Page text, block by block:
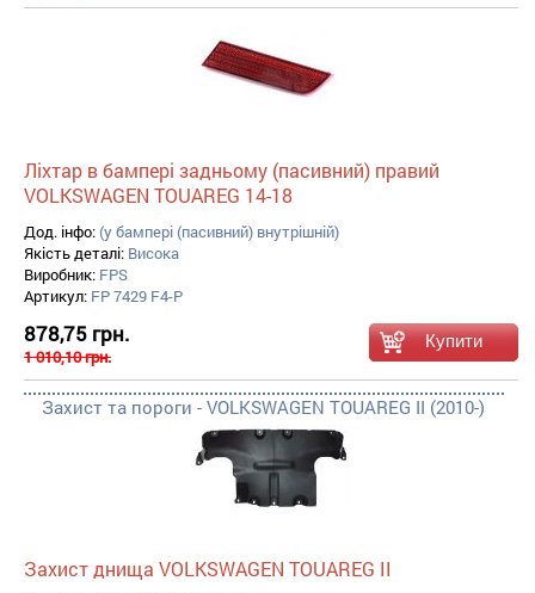
Ліхтар в бампері задньому (пасивний) правий
VOLKSWAGEN TOUAREG 14-18
Дод. інфо: (у бампері (пасивний) внутрішній)
Якість деталі: Висока
Виробник: FPS
Артикул: FP 7429 F4-P
878,75 грн.
1 010,10 грн.
Захист та пороги - VOLKSWAGEN TOUAREG II (2010-)
Захист днища VOLKSWAGEN TOUAREG II